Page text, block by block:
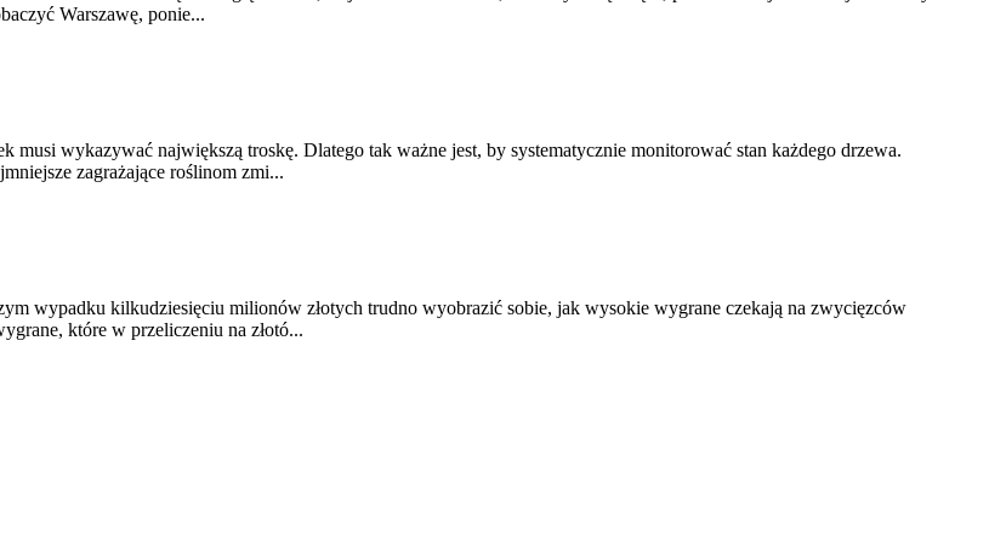
Warszawę, ponie...
wykazywać największą troskę. Dlatego tak ważne jest, by systematycznie monitorować stan każdego drzewa.
zagrażające roślinom zmi...
wypadku kilkudziesięciu milionów złotych trudno wyobrazić sobie, jak wysokie wygrane czekają na zwycięzców
które w przeliczeniu na złotó...